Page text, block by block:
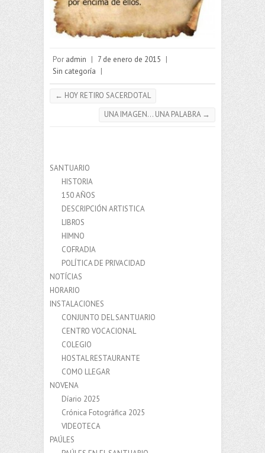
Por admin 7 de enero de 2015
Sin categoría
← HOY RETIRO SACERDOTAL
UNA IMAGEN… UNA PALABRA →
SANTUARIO
HISTORIA
150 AÑOS
DESCRIPCIÓN ARTISTICA
LIBROS
HIMNO
COFRADIA
POLÍTICA DE PRIVACIDAD
NOTÍCIAS
HORARIO
INSTALACIONES
CONJUNTO DEL SANTUARIO
CENTRO VOCACIONAL
COLEGIO
HOSTAL RESTAURANTE
COMO LLEGAR
NOVENA
Díario 2025
Crónica Fotográfica 2025
VIDEOTECA
PAÚLES